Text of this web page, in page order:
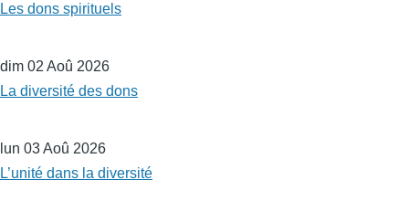
Les dons spirituels
dim 02 Aoû 2026
La diversité des dons
lun 03 Aoû 2026
L’unité dans la diversité